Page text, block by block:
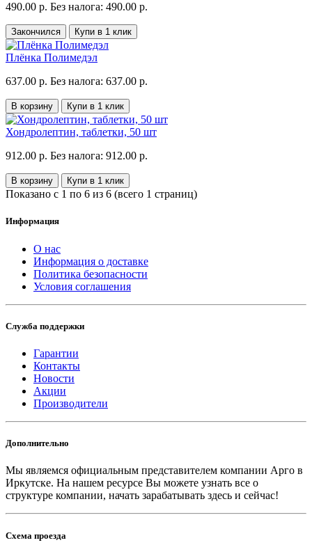
490.00 р. Без налога: 490.00 р.
Закончился Купи в 1 клик
Плёнка Полимедэл
637.00 р. Без налога: 637.00 р.
В корзину Купи в 1 клик
Хондролептин, таблетки, 50 шт
912.00 р. Без налога: 912.00 р.
В корзину Купи в 1 клик
Показано с 1 по 6 из 6 (всего 1 страниц)
Информация
О нас
Информация о доставке
Политика безопасности
Условия соглашения
Служба поддержки
Гарантии
Контакты
Новости
Акции
Производители
Дополнительно
Мы являемся официальным представителем компании Арго в
Иркутске. На нашем ресурсе Вы можете узнать все о
структуре компании, начать зарабатывать здесь и сейчас!
Схема проезда